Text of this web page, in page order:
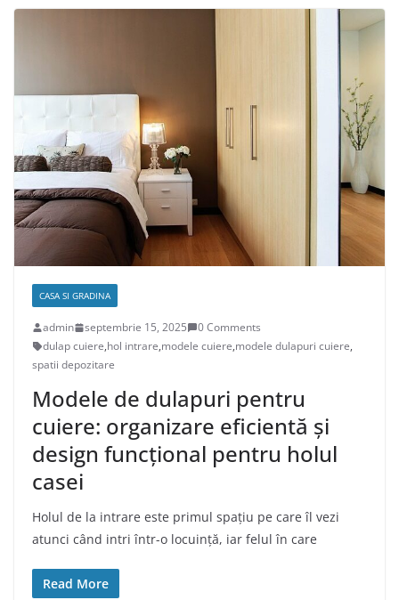
CASA SI GRADINA
admin septembrie 15, 2025
0 Comments
dulap cuiere,hol intrare,modele cuiere,modele dulapuri cuiere,
spatii depozitare
Modele de dulapuri pentru
cuiere: organizare eficientă și
design funcțional pentru holul
casei
Holul de la intrare este primul spațiu pe care îl vezi
atunci când intri într-o locuință, iar felul în care
Read More